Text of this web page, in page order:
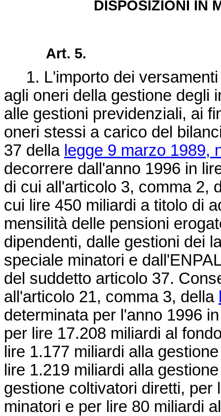
DISPOSIZIONI IN
Art. 5.
1. L'importo dei versamenti
agli oneri della gestione degli
alle gestioni previdenziali, ai
oneri stessi a carico del
37 della legge 9 marzo 1989,
decorrere dall'anno 1996 in
di cui all'articolo 3, comma 2,
cui lire 450 miliardi a titolo di
mensilità delle pensioni
dipendenti, dalle gestioni dei
speciale minatori e
del suddetto articolo 37.
all'articolo 21, comma 3, della
determinata per l'anno 1996
per lire 17.208 miliardi al
lire 1.177 miliardi alla
lire 1.219 miliardi alla
gestione coltivatori diretti, per
minatori e per lire 80 miliardi